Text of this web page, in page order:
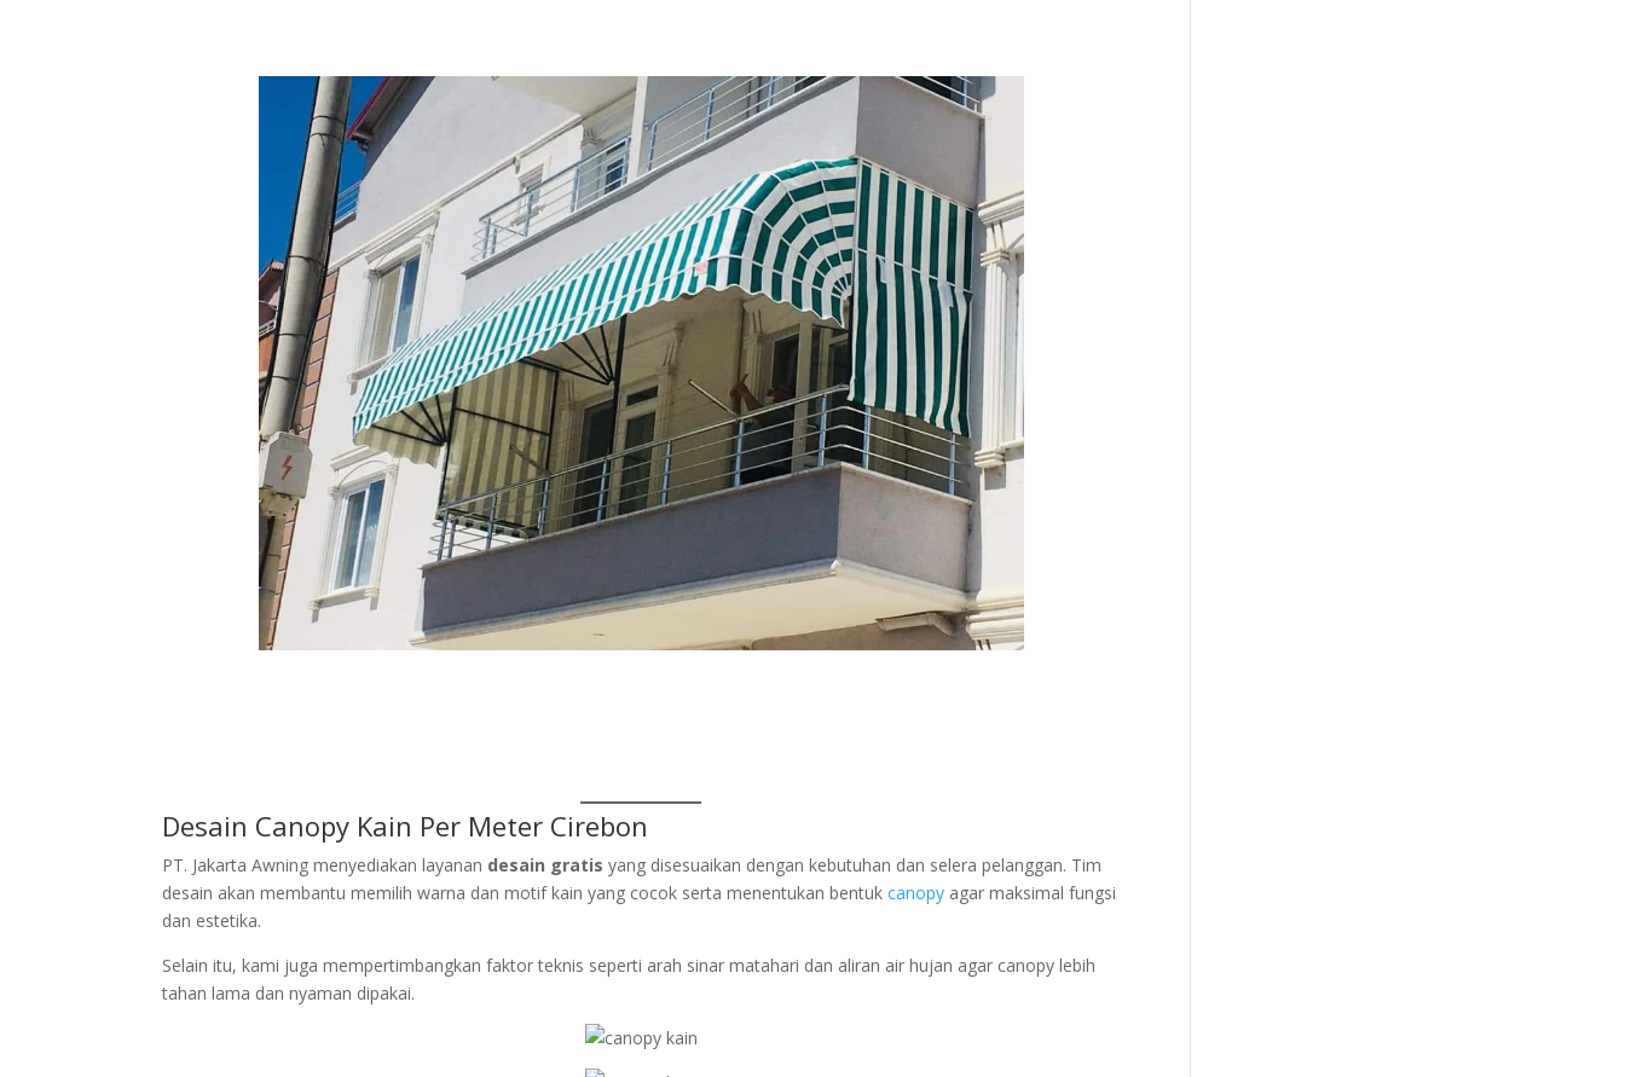
Desain Canopy Kain Per Meter Cirebon
PT. Jakarta Awning menyediakan layanan desain gratis yang disesuaikan dengan kebutuhan dan selera pelanggan. Tim
desain akan membantu memilih warna dan motif kain yang cocok serta menentukan bentukcanopy agar maksimal fungsi
dan estetika.
Selain itu, kami juga mempertimbangkan faktor teknis seperti arah sinar matahari dan aliran air hujan agar canopy lebih
tahan lama dan nyaman dipakai.